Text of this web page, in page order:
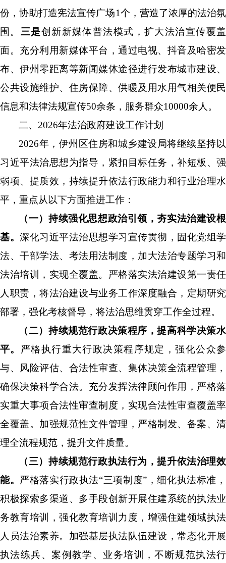
份，协助打造宪法宣传广场1个，营造了浓厚的法治氛
围。 三是创新新媒体普法模式，扩大法治宣传覆盖
面。充分利用新媒体平台，通过电视、抖音及哈密发
布、伊州零距离等新闻媒体途径进行发布城市建设、
公共设施维护、住房保障、供暖及用水用气相关便民
信息和法律法规宣传50余条，服务群众10000余人。
二、 2026年法治政府建设工作计划
2026年，伊州区住房和城乡建设局将继续坚持以
习近平法治思想为指导，紧扣目标任务，补短板、强
弱项、提质效，持续提升依法行政能力和行业治理水
平，重点从以下方面推进工作：
（一）持续强化思想政治引领，夯实法治建设根
基。 深化习近平法治思想学习宣传贯彻，固化党组学
法、干部学法、考法用法制度，加大法治专题学习和
法治培训，实现全覆盖。严格落实法治建设第一责任
人职责，将法治建设与业务工作深度融合，定期研究
部署，强化考核督导，将法治思维贯穿工作全过程。
（二）持续规范行政决策程序，提高科学决策水
平。
严格执行重大行政决策程序规定，强化公众参
与、风险评估、合法性审查、集体决策全流程管理，
确保决策科学合法。充分发挥法律顾问作用，严格落
实重大事项合法性审查制度，实现合法性审查覆盖率
全覆盖。 加强规范性文件管理，严格制发、备案、清
理全流程规范，提升文件质量。
（三）持续规范行政执法行为，提升依法治理效
能。 严格落实行政执法“三项制度” ，细化执法标准，
积极探索多渠道、多手段创新开展住建系统的执法业
务教育培训，强化教育培训力度，增强住建领域执法
人员法治素养。加强基层执法队伍建设，常态化开展
执法练兵、案例教学、业务培训，不断规范执法行